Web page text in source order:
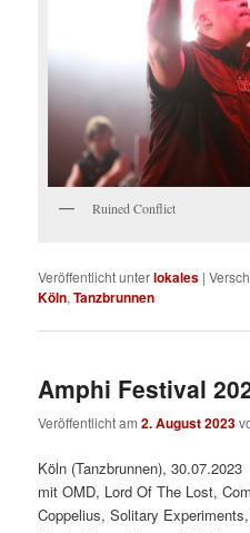
Ruined Conflict
Veröffentlicht unterlokales |
Köln,Tanzbrunnen
Amphi Festival
Veröffentlicht am2. August 2023
Köln (Tanzbrunnen), 30.07.2023
mit OMD, Lord Of The Lost,
Coppelius, Solitary